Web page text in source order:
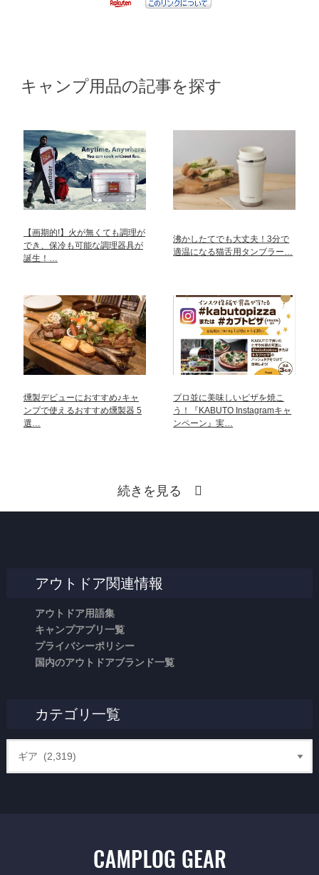
キャンプ用品の記事を探す
【画期的!】火が無くても調理が
でき、保冷も可能な調理器具が
誕生！…
沸かしたてでも大丈夫！3分で
適温になる猫舌用タンブラー…
燻製デビューにおすすめ♪キャ
ンプで使えるおすすめ燻製器 5
選…
プロ並に美味しいピザを焼こ
う！『KABUTO Instagramキャ
ンペーン』実…
続きを見る
アウトドア関連情報
アウトドア用語集
キャンプアプリ一覧
プライバシーポリシー
国内のアウトドアブランド一覧
カテゴリ一覧